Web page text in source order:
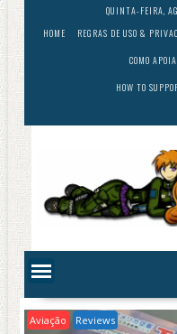
Skip
to
content
QUINTA-FEIRA,
HOME
REGRAS DE USO &
COMO
HOW TO
Aviação Reviews